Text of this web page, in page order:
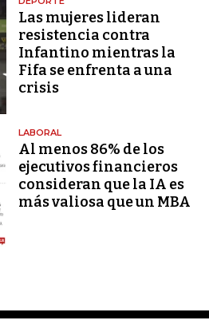
Las mujeres lideran
resistencia contra
Infantino mientras la
Fifa se enfrenta a una
crisis
LABORAL
Al menos 86% de los
ejecutivos financieros
consideran que la IA es
más valiosa que un MBA